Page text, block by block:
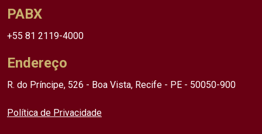
PABX
+55 81 2119-4000
Endereço
R. do Príncipe, 526 - Boa Vista, Recife - PE - 50050-900
Política de Privacidade